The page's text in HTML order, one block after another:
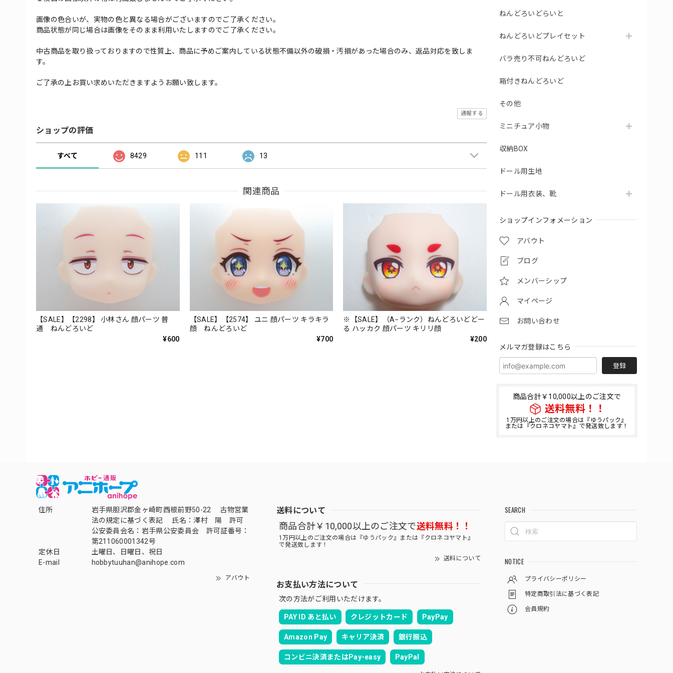
ねんどろいどらいと
ねんどろいどプレイセット
バラ売り不可ねんどろいど
箱付きねんどろいど
その他
ミニチュア小物
収納BOX
ドール用生地
ドール用衣装、靴
ショップインフォメーション
アバウト
ブログ
メンバーシップ
マイページ
お問い合わせ
メルマガ登録はこちら
登録
商品合計￥10,000以上のご注文で
送料無料！！
1万円以上のご注文の場合は『ゆうパック』
または『クロネコヤマト』で発送致します！
画像の色合いが、実物の色と異なる場合がございますのでご了承ください。
商品状態が同じ場合は画像をそのまま利用いたしますのでご了承ください。
中古商品を取り扱っておりますので性質上、商品に予めご案内している状態不備以外の破損・汚損があった場合のみ、返品対応を致しま
す。
ご了承の上お買い求めいただきますようお願い致します。
通報する
ショップの評価
すべて 8429 111 13
関連商品
【SALE】【2298】 小林さん 顔パーツ 普
通 ねんどろいど
¥600
【SALE】【2574】 ユニ 顔パーツ キラキラ
顔 ねんどろいど
¥700
※【SALE】（A−ランク）ねんどろいどどー
る ハッカク 顔パーツ キリリ顔
¥200
住所
岩手県胆沢郡金ヶ崎町西根前野50-22 古物営業
法の規定に基づく表記 氏名：澤村 陽 許可
公安委員会名：岩手県公安委員会 許可証番号：
第211060001342号
定休日
土曜日、日曜日、祝日
E-mail
hobbytuuhan@anihope.com
アバウト
送料について
商品合計￥10,000以上のご注文で送料無料！！
1万円以上のご注文の場合は『ゆうパック』または『クロネコヤマト』
で発送致します！
送料について
お支払い方法について
次の方法がご利用いただけます。
PAY ID あと払い クレジットカード PayPay
Amazon Pay キャリア決済 銀行振込
コンビニ決済またはPay-easy PayPal
SEARCH
NOTICE
プライバシーポリシー
特定商取引法に基づく表記
会員規約